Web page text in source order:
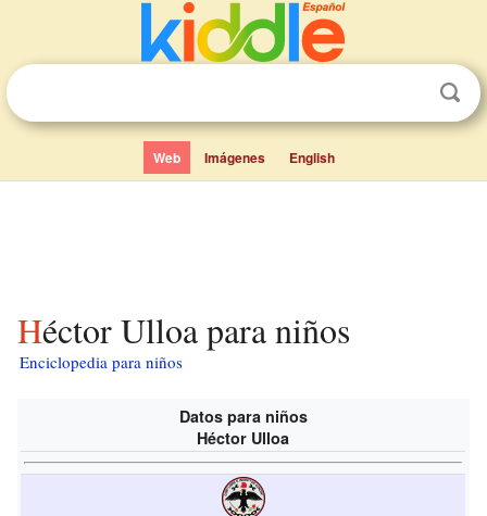
Web Imágenes English
Héctor Ulloa para niños
Enciclopedia para niños
Datos para niños
Héctor Ulloa